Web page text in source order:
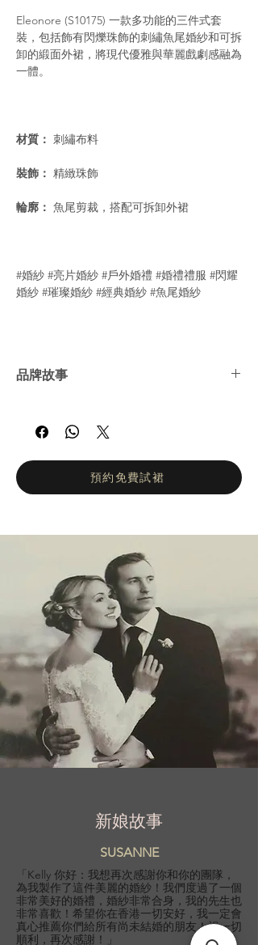
Eleonore (S10175) 一款多功能的三件式套
裝，包括飾有閃爍珠飾的刺繡魚尾婚紗和可拆
卸的緞面外裙，將現代優雅與華麗戲劇感融為
一體。
材質： 刺繡布料
裝飾： 精緻珠飾
輪廓： 魚尾剪裁，搭配可拆卸外裙
#婚紗 #亮片婚紗 #戶外婚禮 #婚禮禮服 #閃耀
婚紗 #璀璨婚紗 #經典婚紗 #魚尾婚紗
品牌故事
與柔情的婚紗。全新 Legend 系列 彰顯愛與
感性，融合優雅與精緻。每一片蕾絲與珠飾皆
人驚艷的整體造型。她的理想新娘既溫柔又勇
敢，滿懷夢想與魅力。在 Selestia Paris，核
預約免費試裙
新娘故事
SUSANNE
「Kelly 你好：我想再次感謝你和你的團隊，
為我製作了這件美麗的婚紗！我們度過了一個
非常美好的婚禮，婚紗非常合身，我的先生也
非常喜歡！希望你在香港一切安好，我一定會
真心推薦你們給所有尚未結婚的朋友！祝一切
順利，再次感謝！」